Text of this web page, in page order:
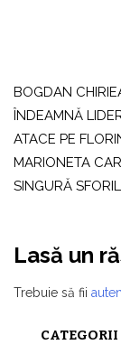
în
articole
BOGDAN
ÎNDEAMNĂ
ATACE PE
MARIONETA
SINGURĂ
Lasă un
Trebuie să fii
CATEGORII